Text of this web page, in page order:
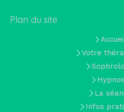
Plan du site
Votre
La
Infos